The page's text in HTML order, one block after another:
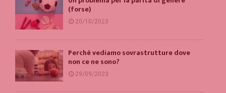
(forse)
20/10/2023
Perché vediamo sovrastrutture dove
non ce ne sono?
29/09/2023